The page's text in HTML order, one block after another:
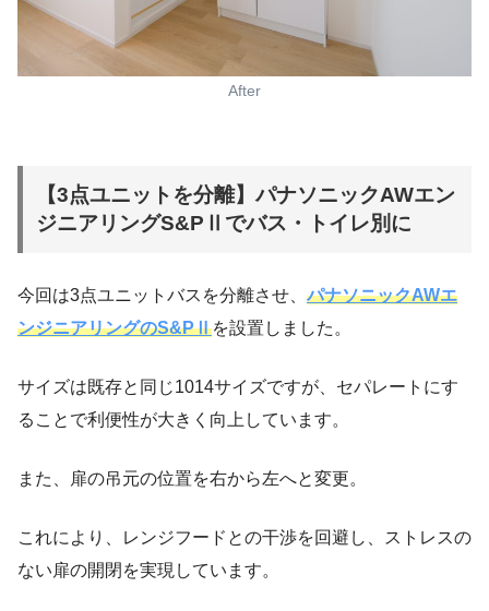
After
【3点ユニットを分離】パナソニックAWエン
ジニアリングS&PⅡでバス・トイレ別に
今回は3点ユニットバスを分離させ、 パナソニックAWエ
ンジニアリングのS&PⅡを設置しました。
サイズは既存と同じ1014サイズですが、セパレートにす
ることで利便性が大きく向上しています。
また、扉の吊元の位置を右から左へと変更。
これにより、レンジフードとの干渉を回避し、ストレスの
ない扉の開閉を実現しています。